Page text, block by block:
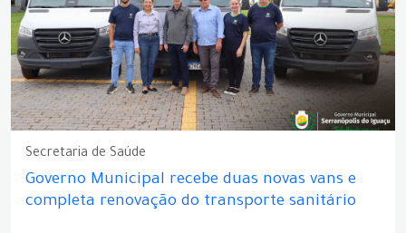
Secretaria de Saúde
Governo Municipal recebe duas novas vans e
completa renovação do transporte sanitário